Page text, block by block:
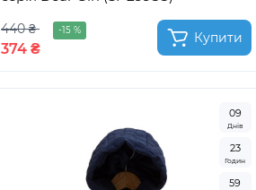
440 ₴ -15 %
374 ₴
Купити
09
Днів
23
Годин
59